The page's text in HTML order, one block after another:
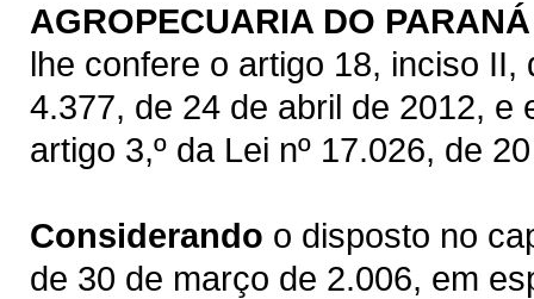
AGROPECUARIA DO
lhe confere o artigo 18, inciso
4.377, de 24 de abril de 2012, e
artigo 3,º da Lei nº 17.026, de
Considerando o disposto no
de 30 de março de 2.006, em